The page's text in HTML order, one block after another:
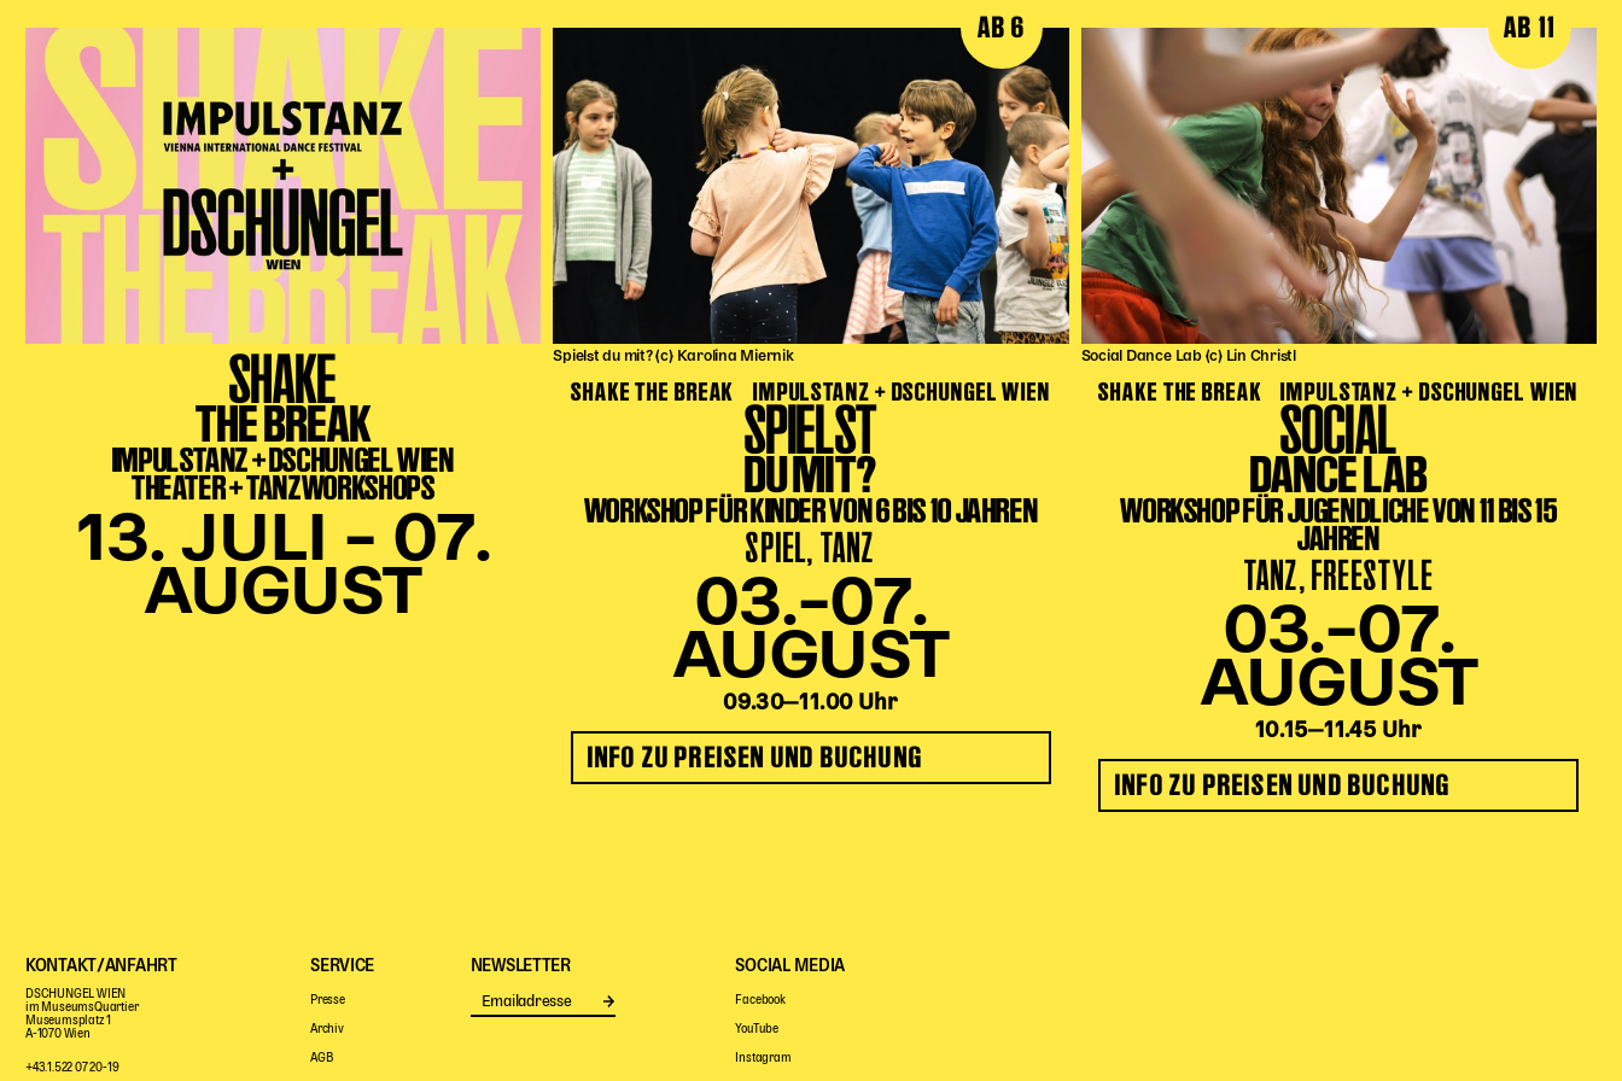
SHAKE
THE BREAK
IMPULSTANZ + DSCHUNGEL WIEN
THEATER + TANZWORKSHOPS
13. JULI – 07.
AUGUST
Spielst du mit? (c) Karolina Miernik
AB 6
SHAKE THE BREAK IMPULSTANZ + DSCHUNGEL WIEN
SPIELST
DU MIT?
WORKSHOP FÜR KINDER VON 6 BIS 10 JAHREN
SPIEL, TANZ
03.–07.
AUGUST
09.30‒11.00 Uhr
INFO ZU PREISEN UND BUCHUNG
Social Dance Lab (c) Lin Christl
AB 11
SHAKE THE BREAK IMPULSTANZ + DSCHUNGEL WIEN
SOCIAL
DANCE LAB
WORKSHOP FÜR JUGENDLICHE VON 11 BIS 15
JAHREN
TANZ, FREESTYLE
03.–07.
AUGUST
10.15‒11.45 Uhr
INFO ZU PREISEN UND BUCHUNG
KONTAKT/ANFAHRT
DSCHUNGEL WIEN
im MuseumsQuartier
Museumsplatz 1
A-1070 Wien
+43.1.522 07 20-19
SERVICE
Presse
Archiv
AGB
NEWSLETTER SOCIAL MEDIA
Facebook
YouTube
Instagram